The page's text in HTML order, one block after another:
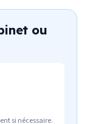
ou
si nécessaire.